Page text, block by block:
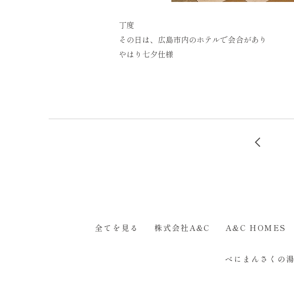
丁度
その日は、広島市内のホテルで会合があり
やはり七夕仕様
全てを見る 株式会社A&C A&C HOMES
べにまんさくの湯